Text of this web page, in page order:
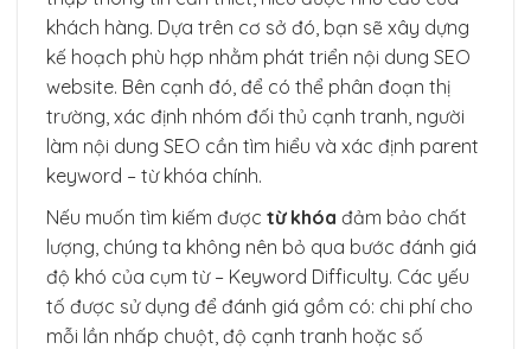
khách hàng. Dựa trên cơ sở đó, bạn sẽ xây dựng
kế hoạch phù hợp nhằm phát triển nội dung SEO
website. Bên cạnh đó, để có thể phân đoạn thị
trường, xác định nhóm đối thủ cạnh tranh, người
làm nội dung SEO cần tìm hiểu và xác định parent
keyword – từ khóa chính.
Nếu muốn tìm kiếm được từ khóa đảm bảo chất
lượng, chúng ta không nên bỏ qua bước đánh giá
độ khó của cụm từ – Keyword Difficulty. Các yếu
tố được sử dụng để đánh giá gồm có: chi phí cho
mỗi lần nhấp chuột, độ cạnh tranh hoặc số